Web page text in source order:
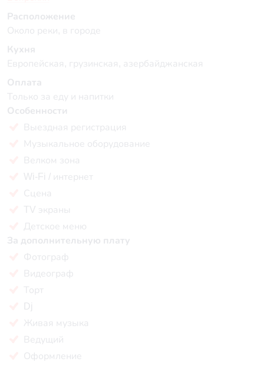
Расположение
Около реки, в городе
Кухня
Европейская, грузинская, азербайджанская
Оплата
Только за еду и напитки
Особенности
Выездная регистрация
Музыкальное оборудование
Велком зона
Wi-Fi / интернет
Сцена
TV экраны
Детское меню
За дополнительную плату
Фотограф
Видеограф
Торт
Dj
Живая музыка
Ведущий
Оформление